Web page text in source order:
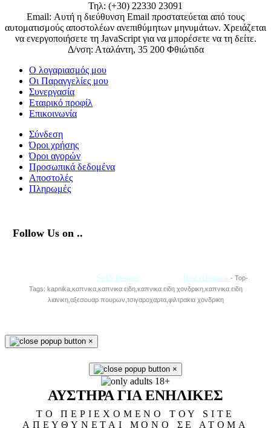
Τηλ: (+30) 22330 23091
Email: Αυτή η διεύθυνση Email προστατεύεται από τους
αυτοματισμούς αποστολέων ανεπιθύμητων μηνυμάτων. Χρειάζεται
να ενεργοποιήσετε τη JavaScript για να μπορέσετε να τη δείτε.
Δ/νση: Αταλάντη, 35 200 Φθιώτιδα
Ο λογαριασμός μου
Οι Παραγγελίες μου
Συνεργασία
Εταιρικό προφίλ
Επικοινωνία
Σύνδεση
Όροι χρήσης
Όροι αγορών
Προσωπικά δεδομένα
Αποστολές
Πληρωμές
Follow Us on ..
SetIN Designs Host eDomains - Top-
Tags: kapnika,καπνικα,καπνικα ειδη,καπνικα ειδη χονδρικη,καπνικα ειδη
λιανικη,αξεσουαρ πουρων,τσιγαροχαρτα,φιλτρακια χονδρικη
×
×
ΑΥΣΤΗΡΑ ΓΙΑ ΕΝΗΛΙΚΕΣ
ΤΟ ΠΕΡΙΕΧΟΜΕΝΟ ΤΟΥ SITE
ΑΠΕΥΘΥΝΕΤΑΙ ΜΟΝΟ ΣΕ ΑΤΟΜΑ